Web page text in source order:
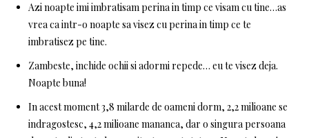
Azi noapte imi imbratisam perina in timp ce visam cu tine…as
vrea ca intr-o noapte sa visez cu perina in timp ce te
imbratisez pe tine.
Zambeste, inchide ochii si adormi repede… eu te visez deja.
Noapte buna!
In acest moment 3,8 milarde de oameni dorm, 2,2 milioane se
indragostesc, 4,2 milioane mananca, dar o singura persoana